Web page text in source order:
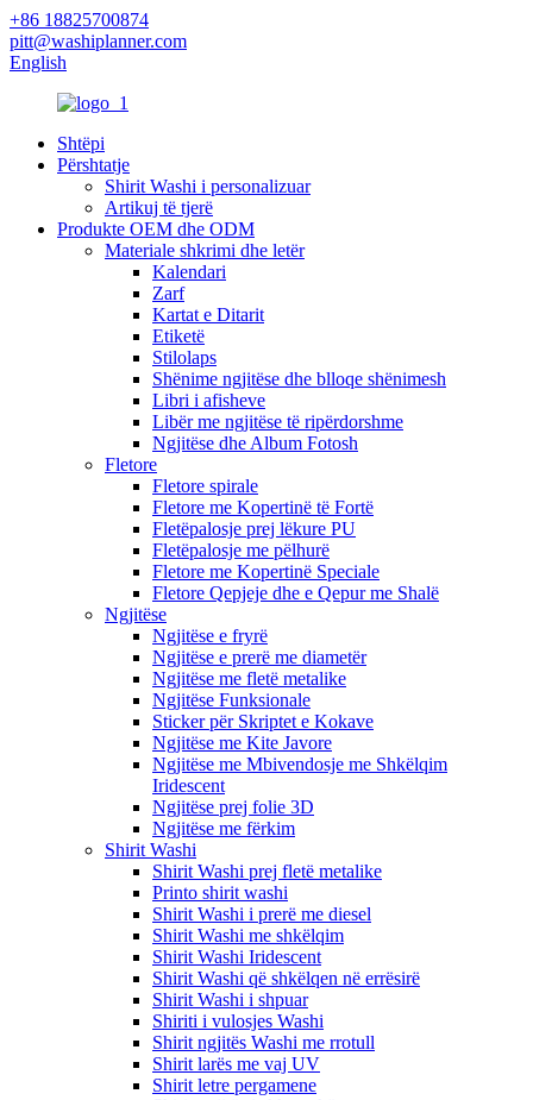
+86 18825700874
pitt@washiplanner.com
English
Shtëpi
Përshtatje
Shirit Washi i personalizuar
Artikuj të tjerë
Produkte OEM dhe ODM
Materiale shkrimi dhe letër
Kalendari
Zarf
Kartat e Ditarit
Etiketë
Stilolaps
Shënime ngjitëse dhe blloqe shënimesh
Libri i afisheve
Libër me ngjitëse të ripërdorshme
Ngjitëse dhe Album Fotosh
Fletore
Fletore spirale
Fletore me Kopertinë të Fortë
Fletëpalosje prej lëkure PU
Fletëpalosje me pëlhurë
Fletore me Kopertinë Speciale
Fletore Qepjeje dhe e Qepur me Shalë
Ngjitëse
Ngjitëse e fryrë
Ngjitëse e prerë me diametër
Ngjitëse me fletë metalike
Ngjitëse Funksionale
Sticker për Skriptet e Kokave
Ngjitëse me Kite Javore
Ngjitëse me Mbivendosje me Shkëlqim
Iridescent
Ngjitëse prej folie 3D
Ngjitëse me fërkim
Shirit Washi
Shirit Washi prej fletë metalike
Printo shirit washi
Shirit Washi i prerë me diesel
Shirit Washi me shkëlqim
Shirit Washi Iridescent
Shirit Washi që shkëlqen në errësirë
Shirit Washi i shpuar
Shiriti i vulosjes Washi
Shirit ngjitës Washi me rrotull
Shirit larës me vaj UV
Shirit letre pergamene